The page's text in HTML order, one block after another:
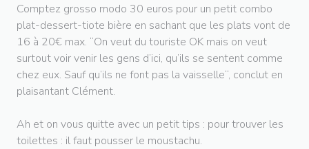
Comptez grosso modo 30 euros pour un petit combo
plat-dessert-tiote bière en sachant que les plats vont de
16 à 20€ max. “On veut du touriste OK mais on veut
surtout voir venir les gens d’ici, qu’ils se sentent comme
chez eux. Sauf qu’ils ne font pas la vaisselle“, conclut en
plaisantant Clément.
Ah et on vous quitte avec un petit tips : pour trouver les
toilettes : il faut pousser le moustachu.